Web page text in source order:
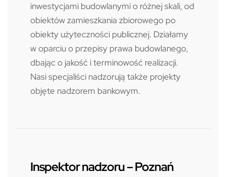
inwestycjami budowlanymi o różnej skali, od
obiektów zamieszkania zbiorowego po
obiekty użyteczności publicznej. Działamy
w oparciu o przepisy prawa budowlanego,
dbając o jakość i terminowość realizacji.
Nasi specjaliści nadzorują także projekty
objęte nadzorem bankowym.
Inspektor nadzoru – Poznań